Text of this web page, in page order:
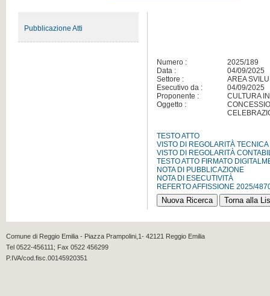
Numero :
2025/189
Data :
04/09/2025
Settore :
AREA
Esecutivo da :
04/09/2025
Proponente :
CULTURA
Oggetto :
TESTO ATTO
VISTO DI REGOLARITÀ TECNICA
VISTO DI REGOLARITÀ
TESTO ATTO FIRMATO
NOTA DI PUBBLICAZIONE
NOTA DI ESECUTIVITÀ
REFERTO AFFISSIONE 2025/
Pubblicazione Atti
Comune di Reggio Emilia - Piazza Prampolini,1- 42121 Reggio Emilia
Tel 0522-456111; Fax 0522 456299
P.IVA/cod.fisc.00145920351